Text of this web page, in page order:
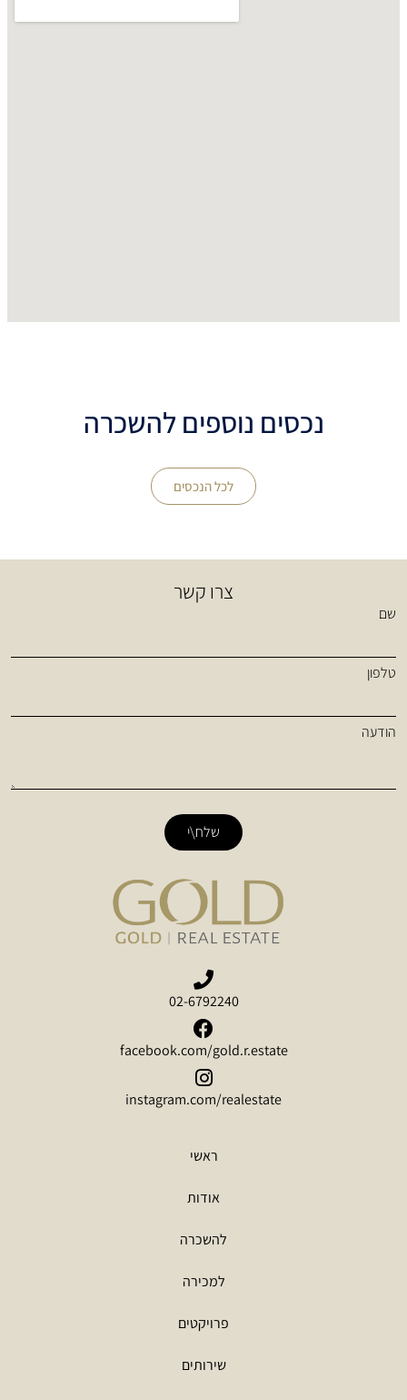
נכסים נוספים להשכרה
לכל הנכסים
צרו קשר
שם
טלפון
הודעה
שלח\י
02-6792240
facebook.com/gold.r.estate
instagram.com/realestate
ראשי
אודות
להשכרה
למכירה
פרויקטים
שירותים